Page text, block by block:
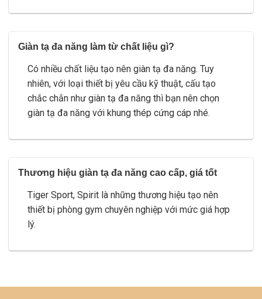
Giàn tạ đa năng làm từ chất liệu gì?
Có nhiều chất liệu tạo nên giàn tạ đa năng. Tuy
nhiên, với loại thiết bị yêu cầu kỹ thuật, cấu tạo
chắc chắn như giàn tạ đa năng thì bạn nên chọn
giàn tạ đa năng với khung thép cứng cáp nhé.
Thương hiệu giàn tạ đa năng cao cấp, giá tốt
Tiger Sport, Spirit là những thương hiệu tạo nên
thiết bị phòng gym chuyên nghiệp với mức giá hợp
lý.